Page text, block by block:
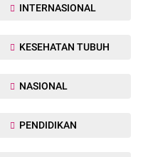
INTERNASIONAL
KESEHATAN TUBUH
NASIONAL
PENDIDIKAN